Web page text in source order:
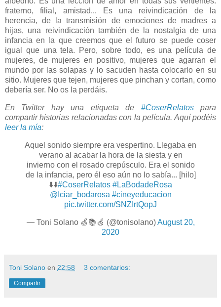
fraterno, filial, amistad... Es una reivindicación de la
herencia, de la transmisión de emociones de madres a
hijas, una reivindicación también de la nostalgia de una
infancia en la que creemos que el futuro se puede coser
igual que una tela. Pero, sobre todo, es una película de
mujeres, de mujeres en positivo, mujeres que agarran el
mundo por las solapas y lo sacuden hasta colocarlo en su
sitio. Mujeres que tejen, mujeres que pinchan y cortan, como
debería ser. No os la perdáis.
En Twitter hay una etiqueta de #CoserRelatospara
compartir historias relacionadas con la película. Aquí podéis
leer la mía:
Aquel sonido siempre era vespertino. Llegaba en
verano al acabar la hora de la siesta y en
invierno con el rosado crepúsculo. Era el sonido
de la infancia, pero él eso aún no lo sabía... [hilo]
⬇️⬇️#CoserRelatos #LaBodadeRosa
@Iciar_bodarosa #cineyeducacion
pic.twitter.com/SNZIrtQopJ
— Toni Solano 🍏📚🍏 (@tonisolano)August 20,
2020
Toni Solano en 22:58 3 comentarios:
Compartir